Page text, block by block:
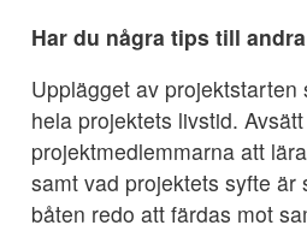
Har du några tips till
Upplägget av projektstarten
hela projektets livstid.
projektmedlemmarna att
samt vad projektets syfte är
båten redo att färdas mot